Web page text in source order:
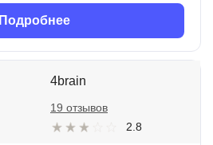
Подробнее
4brain
2.8
19 отзывов